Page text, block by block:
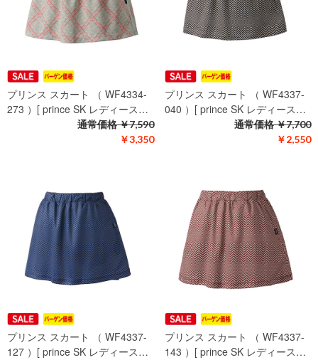
プリンス スカート （ WF4334-
273 ）[ prince SK レディース…
￥3,350
通常価格￥7,590
プリンス スカート （ WF4337-
040 ）[ prince SK レディース…
￥2,550
通常価格￥7,700
プリンス スカート （ WF4337-
127 ）[ prince SK レディース…
プリンス スカート （ WF4337-
143 ）[ prince SK レディース…